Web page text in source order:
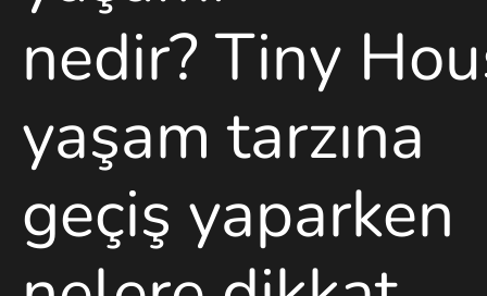
nedir?Tiny
yaşam tarzına
geçiş yaparken